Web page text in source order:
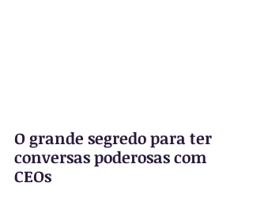
O grande segredo para ter
conversas poderosas com
CEOs